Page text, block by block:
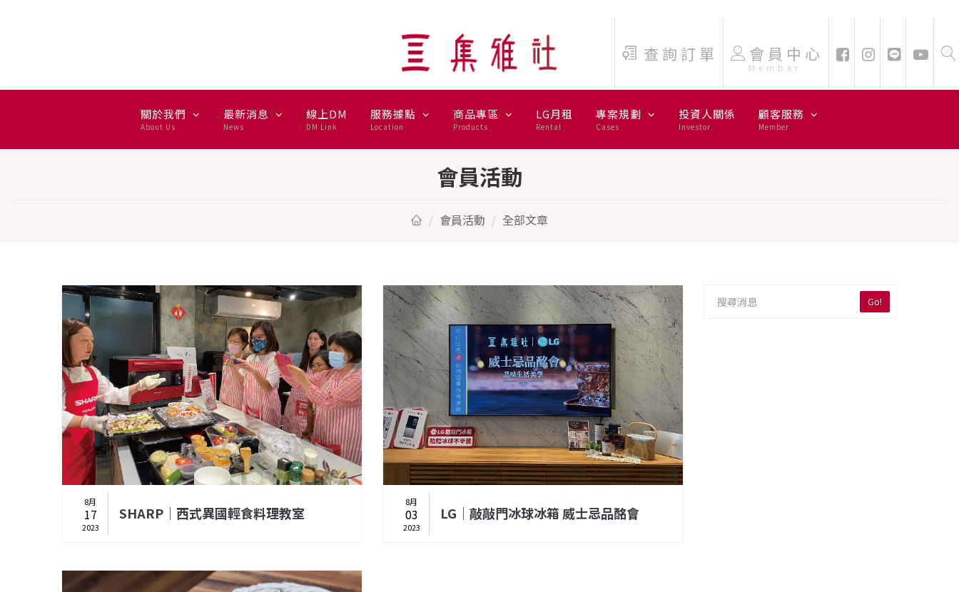
查詢訂單 會員中心
Member
關於我們
About Us
最新消息
News
線上DM
DM Link
服務據點
Location
商品專區
Products
LG月租
Rental
專案規劃
Cases
投資人關係
Investor
顧客服務
Member
會員活動
會員活動 全部文章
8月
17
2023
SHARP｜西式異國輕食料理教室
8月
03
2023
LG｜敲敲門冰球冰箱 威士忌品酩會
Go!